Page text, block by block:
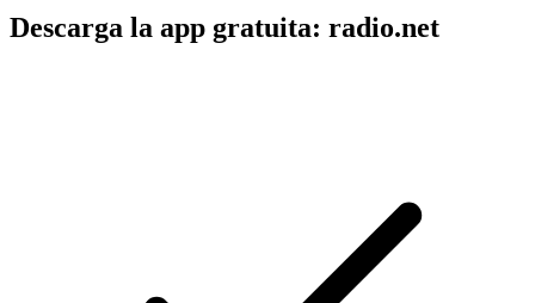
Descarga la app gratuita: radio.net